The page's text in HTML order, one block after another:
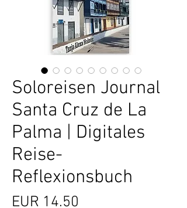
Soloreisen Journal
Santa Cruz de La
Palma | Digitales
Reise-
Reflexionsbuch
EUR 14.50